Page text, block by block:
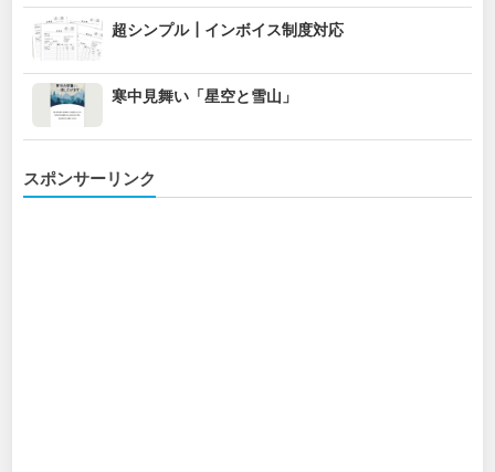
超シンプル┃インボイス制度対応
寒中見舞い「星空と雪山」
スポンサーリンク